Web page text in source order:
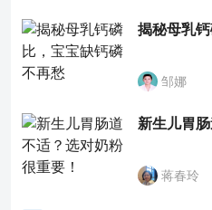
揭秘母乳
邹娜
新生儿胃
蒋春玲